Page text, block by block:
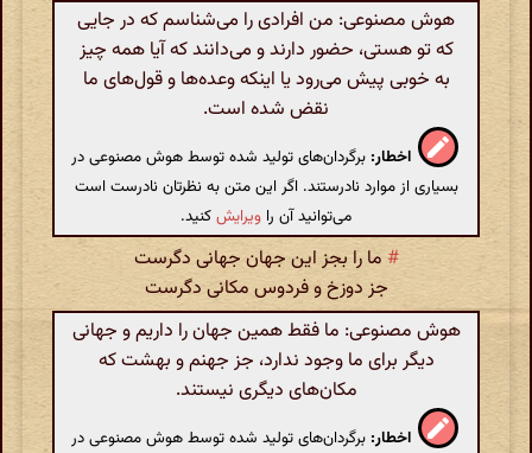
هوش مصنوعی: من افرادی را می‌شناسم که در جایی
که تو هستی، حضور دارند و می‌دانند که آیا همه چیز
به خوبی پیش می‌رود یا اینکه وعده‌ها و قول‌های ما
نقض شده است.
اخطار: برگردان‌های تولید شده توسط هوش مصنوعی در
بسیاری از موارد نادرستند. اگر این متن به نظرتان نادرست است
می‌توانید آن را ویرایشکنید.
# ما را بجز این جهان جهانی دگرست
جز دوزخ و فردوس مکانی دگرست
هوش مصنوعی: ما فقط همین جهان را داریم و جهانی
دیگر برای ما وجود ندارد، جز جهنم و بهشت که
مکان‌های دیگری نیستند.
اخطار: برگردان‌های تولید شده توسط هوش مصنوعی در